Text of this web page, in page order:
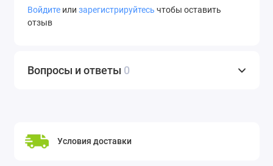
Войдите или зарегистрируйтесь чтобы оставить
отзыв
Вопросы и ответы 0
Условия доставки